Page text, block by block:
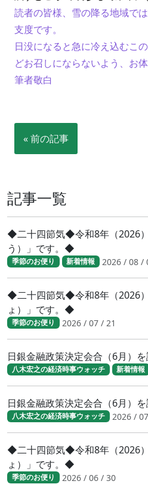
読者の皆様、雪の降る地域で
支度です。
日没になると急に冷え込むこ
どお召しにならないよう、お
筆者敬白
« 前の記事
記事一覧
◆二十四節気◆令和8年（2026
う）」です。◆
季節のお便り 新着情報 2026 / 08 /
◆二十四節気◆令和8年（2026
ょ）」です。◆
季節のお便り 2026 / 07 / 21
日銀金融政策決定会合（6月）を
八木宏之の経済時事ウォッチ 新着情報
日銀金融政策決定会合（6月）を
八木宏之の経済時事ウォッチ 2026 /
◆二十四節気◆令和8年（2026
ょ）」です。◆
季節のお便り 2026 / 06 / 30